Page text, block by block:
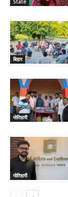
बिहार
मोतिहारी
मोतिहारी